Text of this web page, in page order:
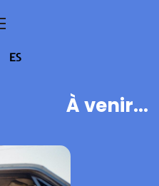
ES
À venir...